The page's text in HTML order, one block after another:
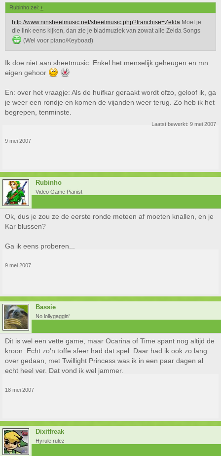
Rubinho zei: ↑
http://www.ninsheetmusic.net/sheetmusic.php?franchise=Zelda Moet je
die link eens kijken, dan zie je bladmuziek van zowat alle Zelda Songs
(Wel voor piano/Keyboad)
Ik doe niet aan sheetmusic. Enkel het menselijk geheugen en mn
eigen gehoor
En: over het vraagje: Als de huifkar geraakt wordt ofzo, geloof ik, ga
je weer een rondje en komen de vijanden weer terug. Zo heb ik het
begrepen, tenminste.
Laatst bewerkt: 9 mei 2007
9 mei 2007
Rubinho
Video Game Pianist
Ok, dus je zou ze de eerste ronde meteen af moeten knallen, en je
Kar blussen?
Ga ik eens proberen...
9 mei 2007
Bassie
No lollygaggin'
Dit is wel een vette game, maar Ocarina of Time spant nog altijd de
kroon. Echt zo'n toffe sfeer had dat spel. Daar had ik ook zo lang
over gedaan, met Twillight Princess was ik in een paar dagen al
echt heel ver. Dat vond ik wel jammer.
18 mei 2007
Dixitfreak
Hyrule rulez